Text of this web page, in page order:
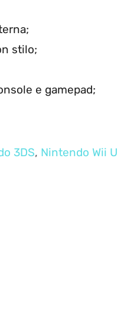
stilo;
e gamepad;
3DS, Nintendo Wii U